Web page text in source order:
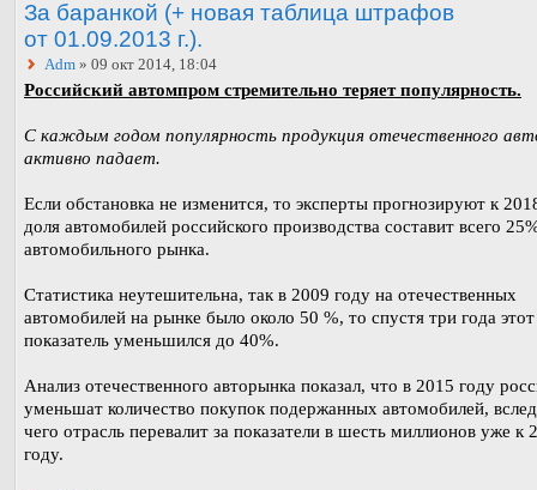
За баранкой (+ новая таблица штрафов
от 01.09.2013 г.).
Adm » 09 окт 2014, 18:04
Российский автомпром стремительно теряет популярность.
С каждым годом популярность продукция отечественного
активно падает.
Если обстановка не изменится, то эксперты прогнозируют к
доля автомобилей российского производства составит всего
автомобильного рынка.
Статистика неутешительна, так в 2009 году на отечественных
автомобилей на рынке было около 50 %, то спустя три года этот
показатель уменьшился до 40%.
Анализ отечественного авторынка показал, что в 2015 году
уменьшат количество покупок подержанных автомобилей,
чего отрасль перевалит за показатели в шесть миллионов уже к
году.